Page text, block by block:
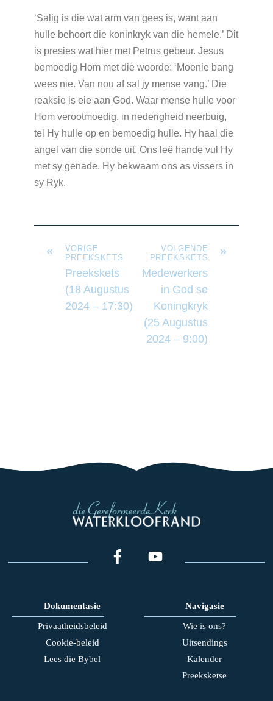
‘Salig is die wat arm van gees is, want aan
hulle behoort die koninkryk van die hemele.’ Dit
is presies wat hier met Petrus gebeur. Jesus
bemoedig Hom met die woorde: ‘Moenie bang
wees nie. Van nou af sal jy mense vang.’ Die
reaksie is eie aan God. Waar mense hulle voor
Hom verootmoedig, in nederigheid neerbuig,
tel Hy hulle op en bemoedig hulle. Hy haal die
angel van die sonde uit. Ons leë hande vul Hy
met sy genade. Hy bekwaam ons as vissers in
sy Ryk.
«
VORIGE
PREEKSKETS
Preekskets
(18 Augustus
2024 – 17:30)
»
VOLGENDE
PREEKSKETS
Medewerkers
in God se
Koningkryk
(25 Augustus
2024 – 9:00)
Dokumentasie
Privaatheidsbeleid
Cookie-beleid
Lees die Bybel
Navigasie
Wie is ons?
Uitsendings
Kalender
Preeksketse